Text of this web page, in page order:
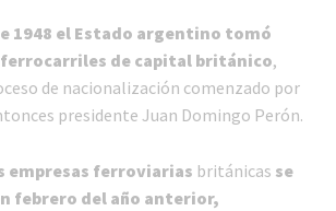
1948 el Estado argentino tomó
ferrocarriles de capital británico,
de nacionalización comenzado por
presidente Juan Domingo Perón.
empresas ferroviarias británicas se
febrero del año anterior,